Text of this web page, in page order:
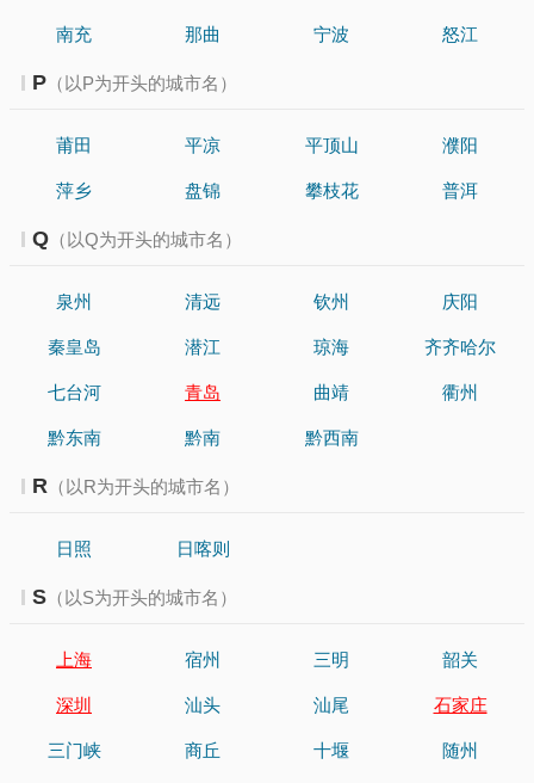
南充 那曲 宁波 怒江
P （以P为开头的城市名）
莆田 平凉 平顶山 濮阳
萍乡 盘锦 攀枝花 普洱
Q （以Q为开头的城市名）
泉州 清远 钦州 庆阳
秦皇岛 潜江 琼海 齐齐哈尔
七台河 青岛 曲靖 衢州
黔东南 黔南 黔西南
R （以R为开头的城市名）
日照 日喀则
S （以S为开头的城市名）
上海 宿州 三明 韶关
深圳 汕头 汕尾 石家庄
三门峡 商丘 十堰 随州